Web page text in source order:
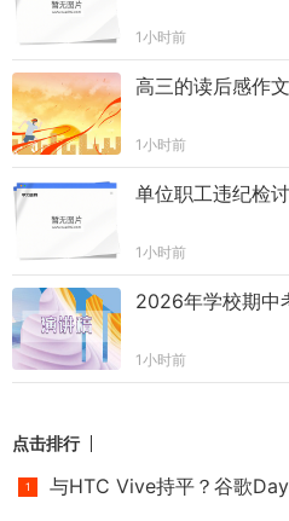
1小时前
高三的读后感作
1小时前
单位职工违纪检
1小时前
2026年学校期中
1小时前
点击排行
与HTC Vive持平？谷歌